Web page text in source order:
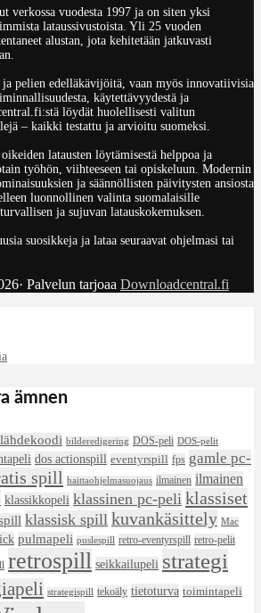
verkossa vuodesta 1997 ja on siten yksi
lataussivustoista. Yli 25 vuoden
alustan, jota kehitetään jatkuvasti
pelien edelläkävijöitä, vaan myös innovatiivisia
käytettävyydestä ja
löydät huolellisesti valitun
– kaikki testattu ja arvioitu suomeksi.
latausten löytämisestä helppoa ja
työhön, viihteeseen tai opiskeluun. Modernin
ja säännöllisten päivitysten ansiosta
luonnollinen valinta suomalaisille
ja sujuvan latauskokemuksen.
suosikkeja ja lataa seuraavat ohjelmasi tai
Palvelun tarjoaa Downloadcentral.fi
ämnen
bilderedigering DOS-peli DOS-pelit
dos actionspill eventyrspill fps gamle pc-
spill haittaohjelmasuojaus ilmainen ilmainen
klassikkopeli klassinen pc-peli klassiset
klassisk spill kuvankäsittely Mac
pulmapeli puslespill retro-eventyrspill retro-pelit
retrospill seikkailupeli strategi
strategispill tekoäly tietoturva toimintapeli